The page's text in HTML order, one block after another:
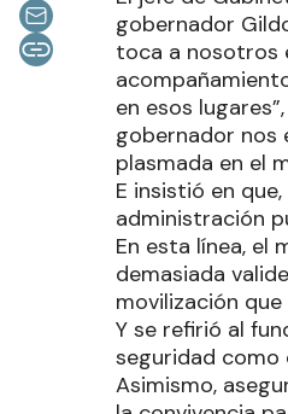
gobernador
toca a nosotros
en esos
gobernador nos
plasmada en el
E insistió en
administración
En esta línea, el
demasiada
movilización
Y se refirió al
seguridad como
Asimismo,